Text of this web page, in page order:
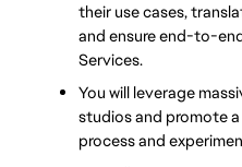
their use cases,
and ensure end-to-
Services.
You will leverage
studios and promote
process and